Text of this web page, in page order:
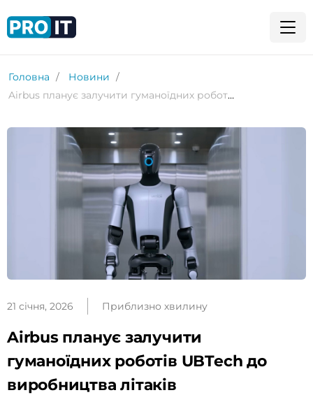
Головна
Новини
Airbus планує залучити гуманоїдних роботів UBTech до виробництва літаків
21 січня, 2026 Приблизно хвилину
Airbus планує залучити
гуманоїдних роботів UBTech до
виробництва літаків